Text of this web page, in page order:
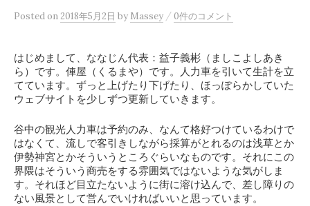
Postedon2018年5月2日 by Massey / 0件のコメント
はじめまして、ななじん代表：益子義彬（ましこよしあき
ら）です。俥屋（くるまや）です。人力車を引いて生計を立
てています。ずっと上げたり下げたり、ほっぽらかしていた
ウェブサイトを少しずつ更新していきます。
谷中の観光人力車は予約のみ、なんて格好つけているわけで
はなくて、流しで客引きしながら採算がとれるのは浅草とか
伊勢神宮とかそういうところぐらいなものです。それにこの
界隈はそういう商売をする雰囲気ではないような気がしま
す。それほど目立たないように街に溶け込んで、差し障りの
ない風景として営んでいければいいと思っています。